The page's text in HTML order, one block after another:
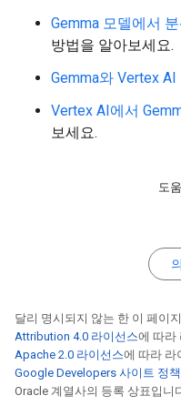
Gemma 모델에서
방법을 알아보세요.
Gemma와 Vertex AI
Vertex AI에서
보세요.
도
달리 명시되지 않는 한 이 페이
Attribution 4.0 라이선스에 따라
Apache 2.0 라이선스에 따라 라
Google Developers 사이트 정책
Oracle 계열사의 등록 상표입니